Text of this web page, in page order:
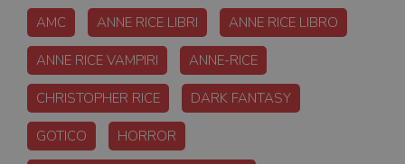
AMC ANNE RICE LIBRI ANNE RICE LIBRO
ANNE RICE VAMPIRI ANNE-RICE
CHRISTOPHER RICE DARK FANTASY
GOTICO HORROR